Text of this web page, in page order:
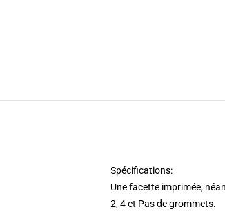
Spécifications:
Une facette imprimée,
2, 4 et Pas de grommets.